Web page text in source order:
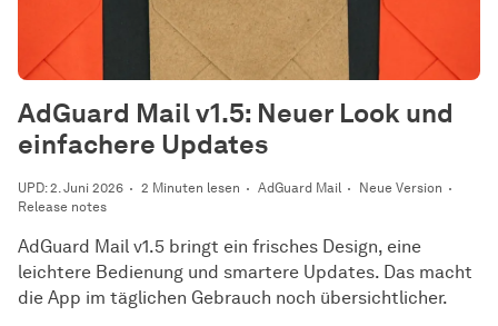
UPD: 2. Juni 2026 2 Minuten lesen AdGuard Mail
Neue Version
Release notes
AdGuard Mail v1.5: Neuer Look und
einfachere Updates
AdGuard Mail v1.5 bringt ein frisches Design, eine
leichtere Bedienung und smartere Updates. Das macht
die App im täglichen Gebrauch noch übersichtlicher.